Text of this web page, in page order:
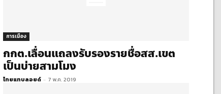
การเมือง
กกต.เลื่อนแถลงรับรองรายชื่อสส.เขต
เป็นบ่ายสามโมง
ไทยแทบลอยด์ - 7 พ.ค. 2019